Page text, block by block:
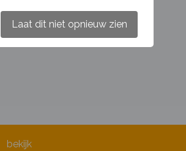
bekijk
Laat dit niet opnieuw zien